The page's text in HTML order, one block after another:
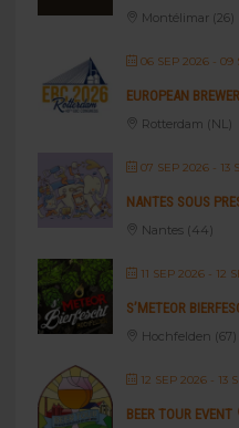
Montélimar (26)
06 SEP 2026- 09
EUROPEAN
Rotterdam (NL)
07 SEP 2026- 13
NANTES SOUS
Nantes (44)
11 SEP 2026- 12
S’METEOR
Hochfelden (67)
12 SEP 2026- 13
BEER TOUR EVENT